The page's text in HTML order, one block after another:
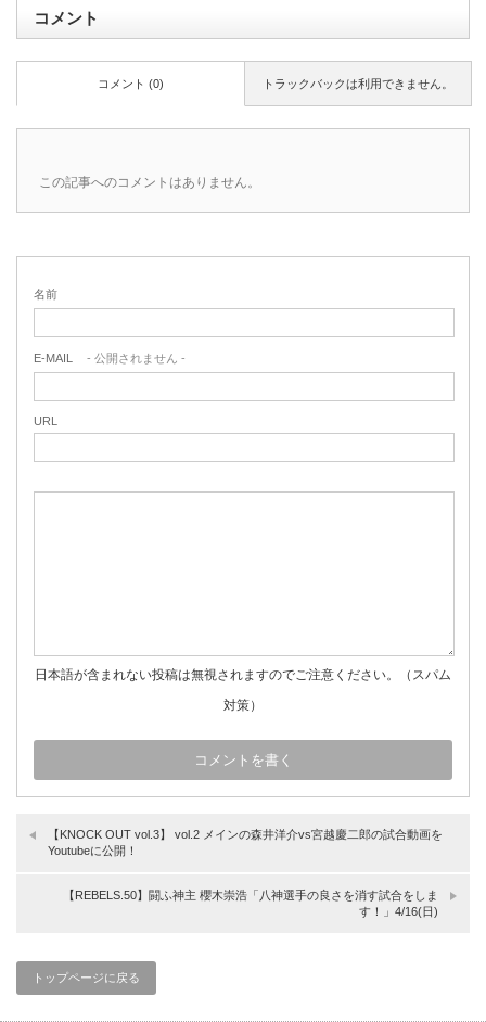
コメント
トラックバックは利用できません。
コメント (0)
この記事へのコメントはありません。
名前
E-MAIL - 公開されません -
URL
日本語が含まれない投稿は無視されますのでご注意ください。（スパム
対策）
【KNOCK OUT vol.3】 vol.2 メインの森井洋介vs宮越慶二郎の試合動画を
Youtubeに公開！
【REBELS.50】闘ふ神主 櫻木崇浩「八神選手の良さを消す試合をしま
す！」4/16(日)
トップページに戻る